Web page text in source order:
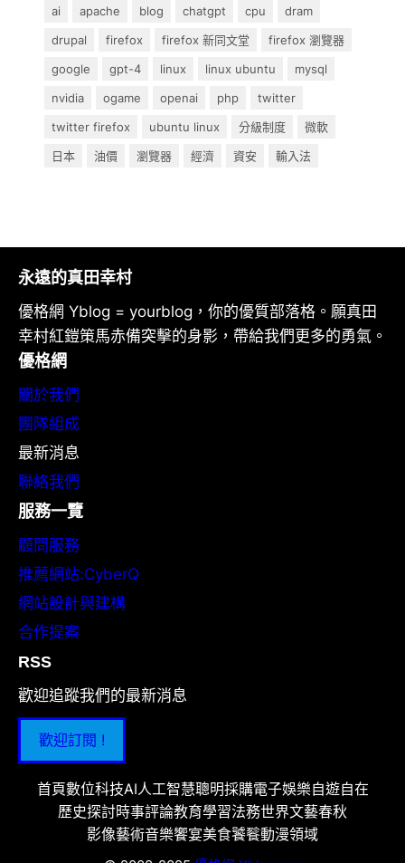
ai apache blog chatgpt cpu
dram
drupal
firefox firefox 新同文堂
firefox 瀏覽器
google
gpt-4 linux linux ubuntu
mysql
nvidia
ogame openai php
twitter
twitter firefox
ubuntu linux 分級制度
微軟
日本
油價 瀏覽器 經濟 資安 輸入法
永遠的真田幸村
優格網 Yblog = yourblog，你的優質部落格。願真田
幸村紅鎧策馬赤備突擊的身影，帶給我們更多的勇氣。
優格網
關於我們
團隊組成
最新消息
聯絡我們
服務一覽
顧問服務
推薦網站:CyberQ
網站設計與建構
合作提案
RSS
歡迎追蹤我們的最新消息
歡迎訂閱 !
首頁數位科技AI人工智慧聰明採購電子娛樂自遊自在
歷史探討時事評論教育學習法務世界文藝春秋
影像藝術音樂饗宴美食饕餮動漫領域